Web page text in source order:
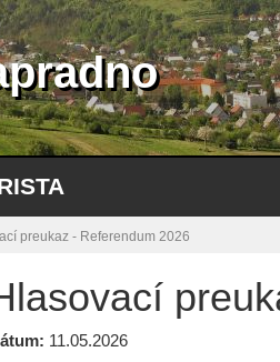
preukaz - Referendum 2026
11.05.2026